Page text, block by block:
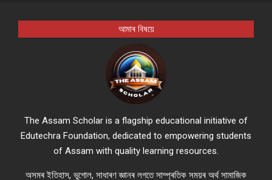
আমাৰ বিষয়ে
The Assam Scholar is a flagship educational initiative of
Edutechra Foundation, dedicated to empowering students
of Assam with quality learning resources.
অসমৰ ইতিহাস, ভুগোল, সাধাৰণ জ্ঞানৰ লগতে সাম্প্ৰতিক সময়ৰ অৰ্থ সামাজিক